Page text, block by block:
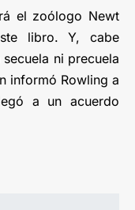
el zoólogo Newt
libro. Y, cabe
ni precuela
informó Rowling a
a un acuerdo